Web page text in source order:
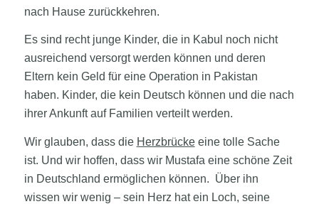
nach Hause zurückkehren.
Es sind recht junge Kinder, die in Kabul noch nicht
ausreichend versorgt werden können und deren
Eltern kein Geld für eine Operation in Pakistan
haben. Kinder, die kein Deutsch können und die nach
ihrer Ankunft auf Familien verteilt werden.
Wir glauben, dass die Herzbrückeeine tolle Sache
ist. Und wir hoffen, dass wir Mustafa eine schöne Zeit
in Deutschland ermöglichen können. Über ihn
wissen wir wenig – sein Herz hat ein Loch, seine